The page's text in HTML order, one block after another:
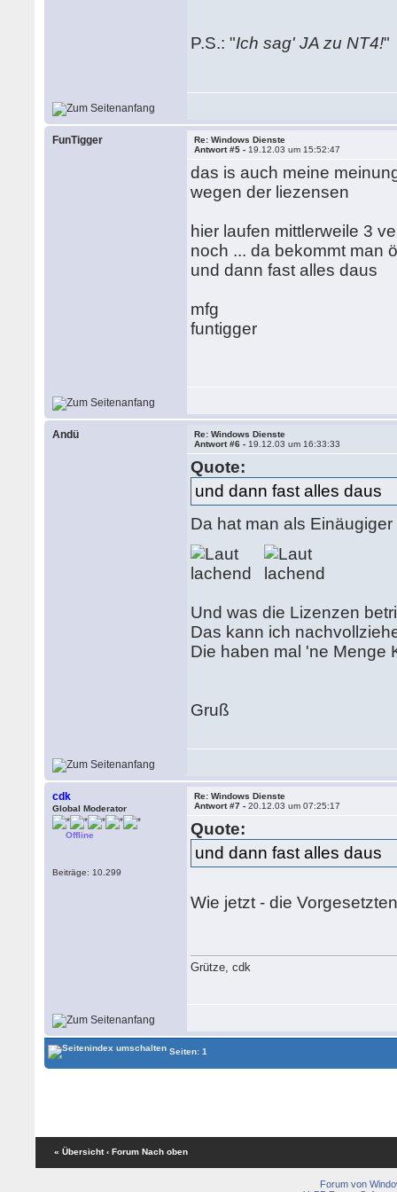
P.S.: "Ich sag' JA zu NT4!
FunTigger
Re: Windows Dienste
Antwort #5 - 19.12.03 um 15:52:47
das is auch meine
wegen der liezensen
hier laufen mittlerweile 3
noch ... da bekommt man
und dann fast alles daus
mfg
funtigger
Andü
Re: Windows Dienste
Antwort #6 - 19.12.03 um 16:33:33
Quote:
und dann fast alles daus
Da hat man als
Und was die Lizenzen
Das kann ich
Die haben mal 'ne Menge
Gruß
cdk
Global Moderator
Offline
Beiträge: 10.299
Re: Windows Dienste
Antwort #7 -20.12.03 um 07:25:17
Quote:
und dann fast alles daus
Wie jetzt - die
Grütze, cdk
Seiten: 1
« Übersicht ‹ Forum Nach oben
Forum von